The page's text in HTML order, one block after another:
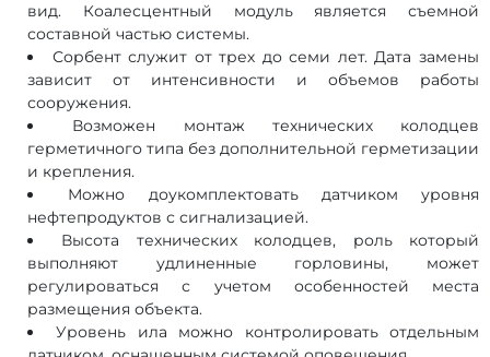
вид. Коалесцентный модуль является съемной
составной частью системы.
Сорбент служит от трех до семи лет. Дата замены
зависит от интенсивности и объемов работы
сооружения.
Возможен монтаж технических колодцев
герметичного типа без дополнительной герметизации
и крепления.
Можно доукомплектовать датчиком уровня
нефтепродуктов с сигнализацией.
Высота технических колодцев, роль который
выполняют удлиненные горловины, может
регулироваться с учетом особенностей места
размещения объекта.
Уровень ила можно контролировать отдельным